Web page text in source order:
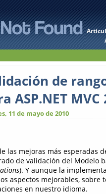
de
ASP.NET MVC
11 de mayo de 2010
las mejoras más esperadas
de validación del Modelo
). Y aunque la
aspectos mejorables,
en nuestro idioma.